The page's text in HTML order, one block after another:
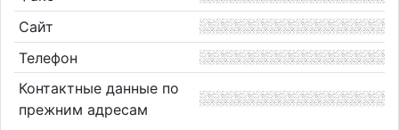
Сайт
Телефон
Контактные данные по
прежним адресам